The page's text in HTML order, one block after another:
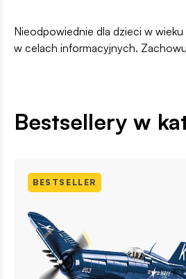
Nieodpowiednie dla dzieci w wieku
w celach informacyjnych.
Bestsellery w
BESTSELLER